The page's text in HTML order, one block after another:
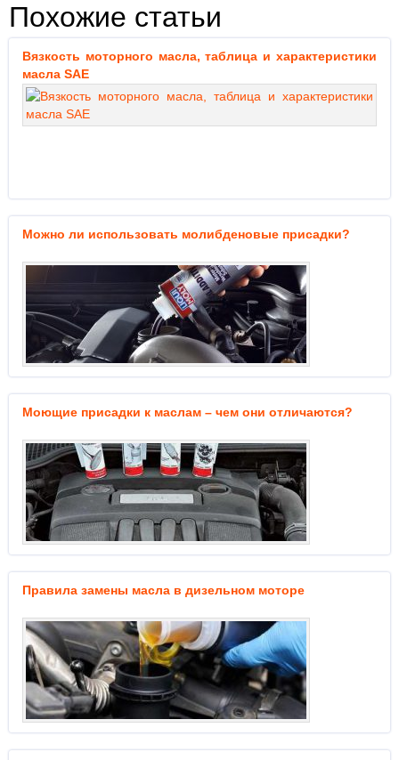
Похожие статьи
Вязкость моторного масла, таблица и характеристики
масла SAE
Можно ли использовать молибденовые присадки?
Моющие присадки к маслам – чем они отличаются?
Правила замены масла в дизельном моторе